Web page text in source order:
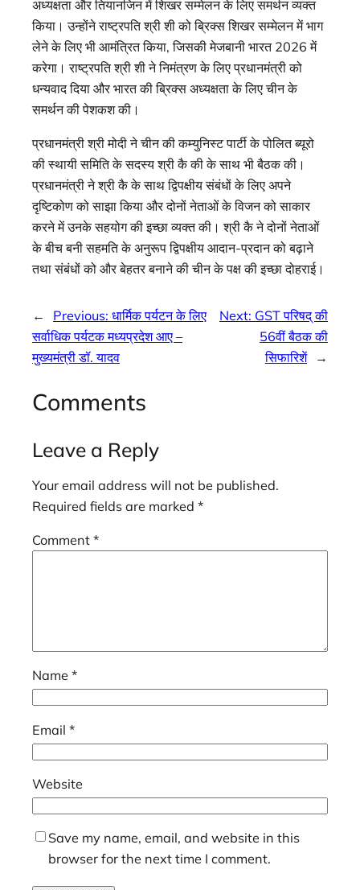
अध्यक्षता और तियानजिन में शिखर सम्मेलन के लिए समर्थन व्यक्त
किया। उन्होंने राष्ट्रपति श्री शी को ब्रिक्स शिखर सम्मेलन में भाग
लेने के लिए भी आमंत्रित किया, जिसकी मेजबानी भारत 2026 में
करेगा। राष्ट्रपति श्री शी ने निमंत्रण के लिए प्रधानमंत्री को
धन्यवाद दिया और भारत की ब्रिक्स अध्यक्षता के लिए चीन के
समर्थन की पेशकश की।
प्रधानमंत्री श्री मोदी ने चीन की कम्युनिस्ट पार्टी के पोलित ब्यूरो
की स्थायी समिति के सदस्य श्री कै की के साथ भी बैठक की।
प्रधानमंत्री ने श्री कै के साथ द्विपक्षीय संबंधों के लिए अपने
दृष्टिकोण को साझा किया और दोनों नेताओं के विजन को साकार
करने में उनके सहयोग की इच्‍छा व्‍यक्‍त की। श्री कै ने दोनों नेताओं
के बीच बनी सहमति के अनुरूप द्विपक्षीय आदान-प्रदान को बढ़ाने
तथा संबंधों को और बेहतर बनाने की चीन के पक्ष की इच्छा दोहराई।
← Previous: धार्मिक पर्यटन के लिए
सर्वाधिक पर्यटक मध्यप्रदेश आए –
मुख्यमंत्री डॉ. यादव
Next: GST परिषद् की
56वीं बैठक की
सिफारिशें
→
Comments
Leave a Reply
Your email address will not be published.
Required fields are marked *
Comment *
Name *
Email *
Website
Save my name, email, and website in this
browser for the next time I comment.